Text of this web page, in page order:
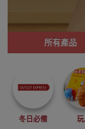
功能齊備的產
品。
我們每月會固定
尋找最更新、最
潮、有特色而且
優惠的優質產
品，從用家的角
度為你帶來你的
最好選擇。
所有產品
冬日必備